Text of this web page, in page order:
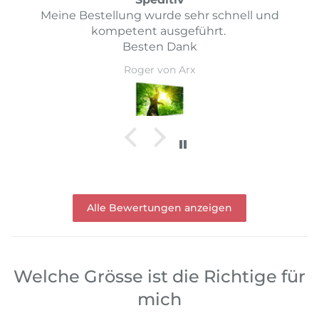
Top Lieferung und Preis Leistung
Daniel Guarda
Alle Bewertungen anzeigen
Welche Grösse ist die Richtige für
mich